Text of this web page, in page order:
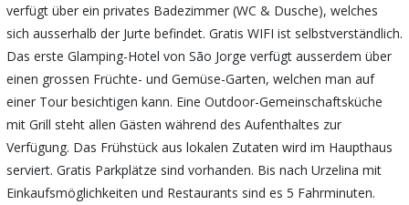
verfügt über ein privates Badezimmer (WC & Dusche), welches
sich ausserhalb der Jurte befindet. Gratis WIFI ist selbstverständlich.
Das erste Glamping-Hotel von São Jorge verfügt ausserdem über
einen grossen Früchte- und Gemüse-Garten, welchen man auf
einer Tour besichtigen kann. Eine Outdoor-Gemeinschaftsküche
mit Grill steht allen Gästen während des Aufenthaltes zur
Verfügung. Das Frühstück aus lokalen Zutaten wird im Haupthaus
serviert. Gratis Parkplätze sind vorhanden. Bis nach Urzelina mit
Einkaufsmöglichkeiten und Restaurants sind es 5 Fahrminuten.